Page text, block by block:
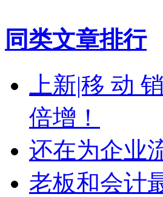
同类文章排行
上新|移 动
倍增！
还在为企业
老板和会计